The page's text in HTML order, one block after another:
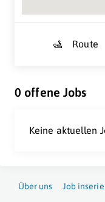
Route
0 offene Jobs
Keine aktuellen
Über uns Job